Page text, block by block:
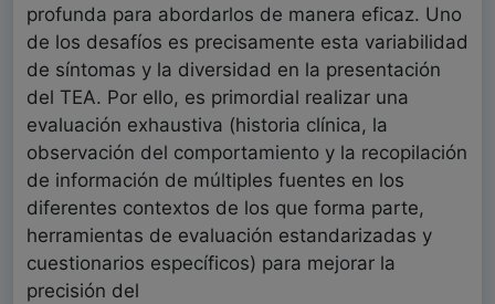
profunda para abordarlos de manera eficaz. Uno
de los desafíos es precisamente esta variabilidad
de síntomas y la diversidad en la presentación
del TEA. Por ello, es primordial realizar una
evaluación exhaustiva (historia clínica, la
observación del comportamiento y la recopilación
de información de múltiples fuentes en los
diferentes contextos de los que forma parte,
herramientas de evaluación estandarizadas y
cuestionarios específicos) para mejorar la
precisión del